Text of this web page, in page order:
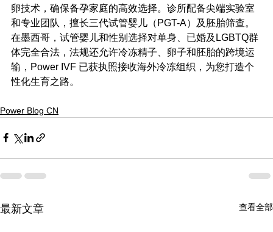
卵技术，确保备孕家庭的高效选择。诊所配备尖端实验室
和专业团队，擅长三代试管婴儿（PGT-A）及胚胎筛查。
在墨西哥，试管婴儿和性别选择对单身、已婚及LGBTQ群
体完全合法，法规还允许冷冻精子、卵子和胚胎的跨境运
输，Power IVF 已获执照接收海外冷冻组织，为您打造个
性化生育之路。
Power Blog CN
最新文章 查看全部